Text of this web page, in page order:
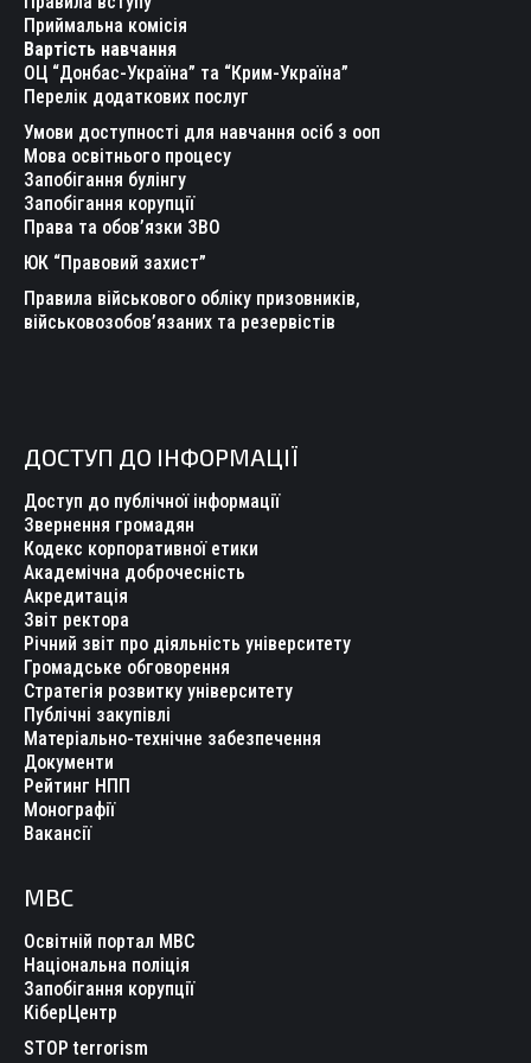
new
window
new
window
new
window
new
window
new
Приймальна комісія
Вартість навчання
ОЦ “Донбас-Україна” та “Крим-Україна”
Перелік додаткових послуг
Умови доступності для навчання осіб з ооп
Мова освітнього процесу
Запобігання булінгу
Запобігання корупції
Права та обов’язки ЗВО
ЮК “Правовий захист”
Правила військового обліку призовників,
військовозобов’язаних та резервістів
ДОСТУП ДО ІНФОРМАЦІЇ
Доступ до публічної інформації
Звернення громадян
Кодекс корпоративної етики
Академічна доброчесність
Акредитація
Звіт ректора
Річний звіт про діяльність університету
Громадське обговорення
Стратегія розвитку університету
Публічні закупівлі
Матеріально-технічне забезпечення
Документи
Рейтинг НПП
Монографії
Вакансії
МВС
Освітній портал МВС
Національна поліція
Запобігання корупції
КіберЦентр
STOP terrorism